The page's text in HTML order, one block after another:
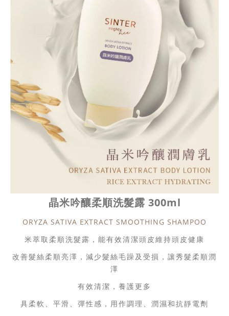
晶米吟釀柔順洗髮露 300ml
ORYZA SATIVA EXTRACT SMOOTHING SHAMPOO
米萃取柔順洗髮露，能有效清潔頭皮維持頭皮健康
改善髮絲柔順亮澤，減少髮絲毛躁及受損，讓秀髮柔順潤
澤
有效清潔，養護更多
具柔軟、平滑、彈性感，用作調理、潤濕和抗靜電劑